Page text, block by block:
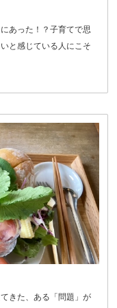
あった！？子育てで思
と感じている人にこそ
きた、ある「問題」が